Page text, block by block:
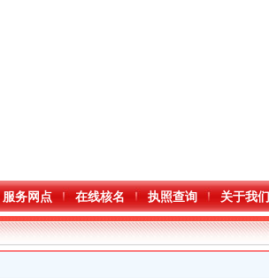
服务网点 在线核名 执照查询 关于我们